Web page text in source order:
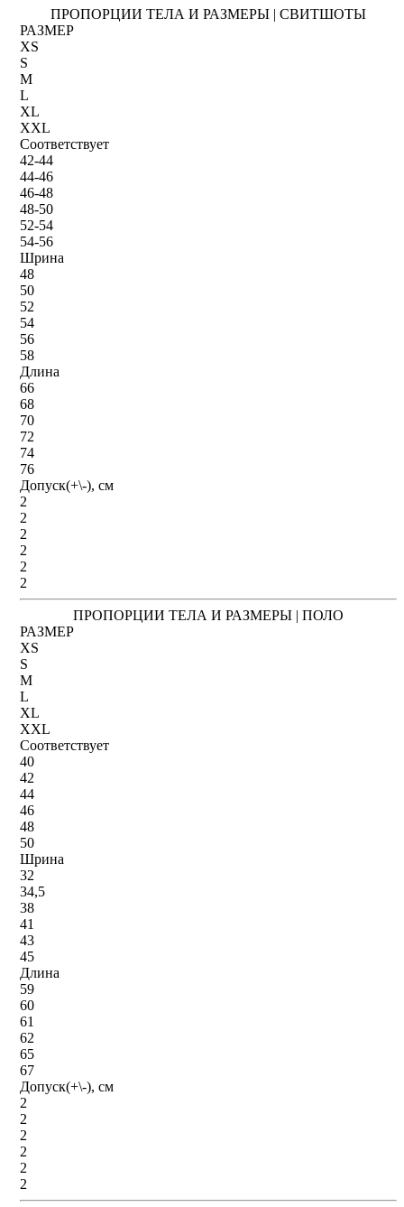
ПРОПОРЦИИ ТЕЛА И РАЗМЕРЫ | СВИТШОТЫ
РАЗМЕР
XS
S
M
L
XL
XXL
Соответствует
42-44
44-46
46-48
48-50
52-54
54-56
Шрина
48
50
52
54
56
58
Длина
66
68
70
72
74
76
Допуск(+\-), см
2
2
2
2
2
2
ПРОПОРЦИИ ТЕЛА И РАЗМЕРЫ | ПОЛО
РАЗМЕР
XS
S
M
L
XL
XXL
Соответствует
40
42
44
46
48
50
Шрина
32
34,5
38
41
43
45
Длина
59
60
61
62
65
67
Допуск(+\-), см
2
2
2
2
2
2